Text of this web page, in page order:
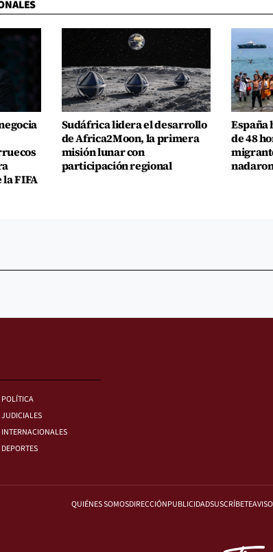
FIFA
Sudáfrica lidera el desarrollo
de Africa2Moon, la primera
misión lunar con
participación regional
España
de 48
POLÍTICA
JUDICIALES
INTERNACIONALES
DEPORTES
QUIÉNES SOMOSDIRECCIÓNPUBLICIDADSUSCRÍBETE